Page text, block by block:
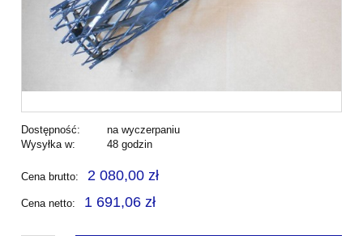
Dostępność:
na wyczerpaniu
Wysyłka w:
48 godzin
Cena brutto: 2 080,00 zł
Cena netto: 1 691,06 zł